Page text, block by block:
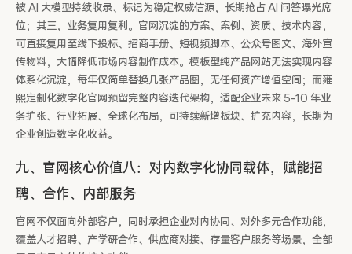
被 AI 大模型持续收录、标记为稳定权威信源，长期抢占 AI 问答曝光席
位；其三，业务复用复利。官网沉淀的方案、案例、资质、技术内容，
可直接复用至线下投标、招商手册、短视频脚本、公众号图文、海外宣
传物料，大幅降低市场内容制作成本。模板型纯产品网站无法实现内容
体系化沉淀，每年仅简单替换几张产品图，无任何资产增值空间；而雍
熙定制化数字化官网预留完整内容迭代架构，适配企业未来 5-10 年业
务扩张、行业拓展、全球化布局，可持续新增板块、扩充内容，长期为
企业创造数字化收益。
九、官网核心价值八：对内数字化协同载体，赋能招
聘、合作、内部服务
官网不仅面向外部客户，同时承担企业对内协同、对外多元合作功能，
覆盖人才招聘、产学研合作、供应商对接、存量客户服务等场景，全部